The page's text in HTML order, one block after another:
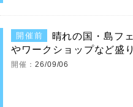
開催前
晴れの国・島フ
やワークショップなど盛
開催：26/09/06